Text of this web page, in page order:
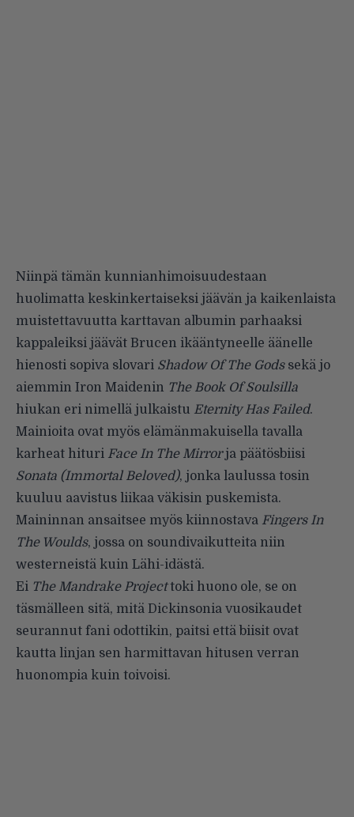
Niinpä tämän kunnianhimoisuudestaan
huolimatta keskinkertaiseksi jäävän ja kaikenlaista
muistettavuutta karttavan albumin parhaaksi
kappaleiksi jäävät Brucen ikääntyneelle äänelle
hienosti sopiva slovari Shadow Of The Godssekä jo
aiemmin Iron Maidenin The Book Of Soulsilla
hiukan eri nimellä julkaistu Eternity Has Failed.
Mainioita ovat myös elämänmakuisella tavalla
karheat hituri Face In The Mirrorja päätösbiisi
Sonata (Immortal Beloved), jonka laulussa tosin
kuuluu aavistus liikaa väkisin puskemista.
Maininnan ansaitsee myös kiinnostava Fingers In
The Woulds, jossa on soundivaikutteita niin
westerneistä kuin Lähi-idästä.
Ei The Mandrake Projecttoki huono ole, se on
täsmälleen sitä, mitä Dickinsonia vuosikaudet
seurannut fani odottikin, paitsi että biisit ovat
kautta linjan sen harmittavan hitusen verran
huonompia kuin toivoisi.